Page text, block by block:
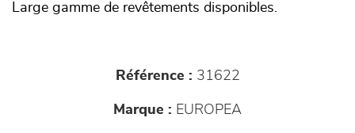
Large gamme de revêtements disponibles.
Référence : 31622
Marque : EUROPEA